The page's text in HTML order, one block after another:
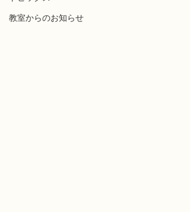
教室からのお知らせ